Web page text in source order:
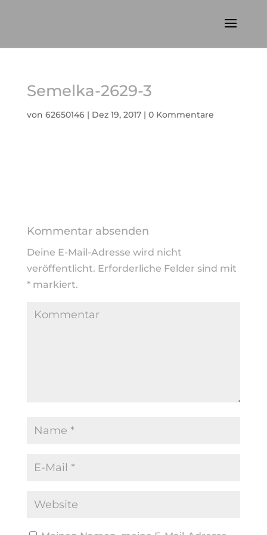
Semelka-2629-3
von 62650146| Dez 19, 2017| 0 Kommentare
Kommentar absenden
Deine E-Mail-Adresse wird nicht
veröffentlicht. Erforderliche Felder sind mit
*markiert.